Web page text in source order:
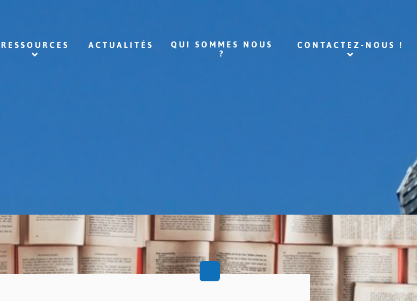
RESSOURCES ACTUALITÉS
QUI SOMMES NOUS
?
CONTACTEZ-NOUS !